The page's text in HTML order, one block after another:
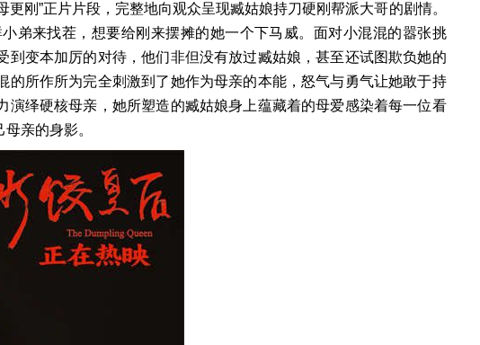
更刚 ”正片片段，完整地向观众呈现臧姑娘持刀硬刚帮派大哥的剧情。
弟来找茬，想要给刚来摆摊的她一个下马威。面对小混混的嚣张挑
变本加厉的对待，他们非但没有放过臧姑娘，甚至还试图欺负她的
所作所为完全刺激到了她作为母亲的本能，怒气与勇气让她敢于持
绎硬核母亲，她所塑造的臧姑娘身上蕴藏着的母爱感染着每一位看
亲的身影。